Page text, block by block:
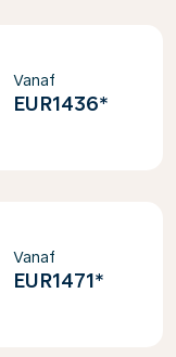
Vanaf
EUR1436*
Vanaf
EUR1471*